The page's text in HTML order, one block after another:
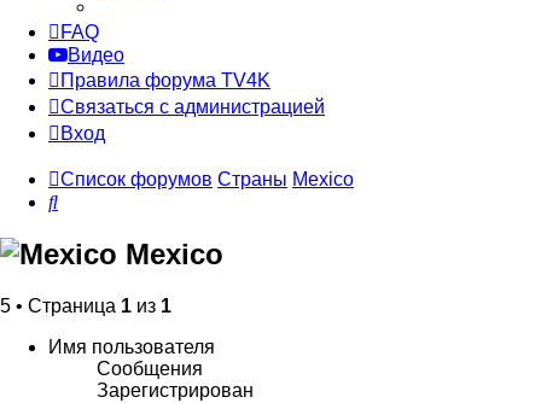
FAQ
Видео
Правила форума TV4K
Связаться с администрацией
Вход
Список форумов Страны Mexico
Поиск
Mexico
5 • Страница 1 из 1
Имя пользователя
Сообщения
Зарегистрирован